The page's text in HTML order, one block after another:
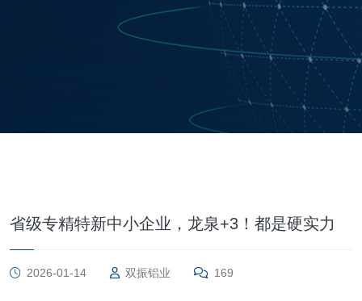
省级专精特新中小企业，龙泉+3！都是硬实力
2026-01-14 双振铝业 169